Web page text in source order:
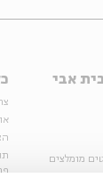
אבי
מומלצים